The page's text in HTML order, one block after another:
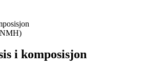
i komposisjon